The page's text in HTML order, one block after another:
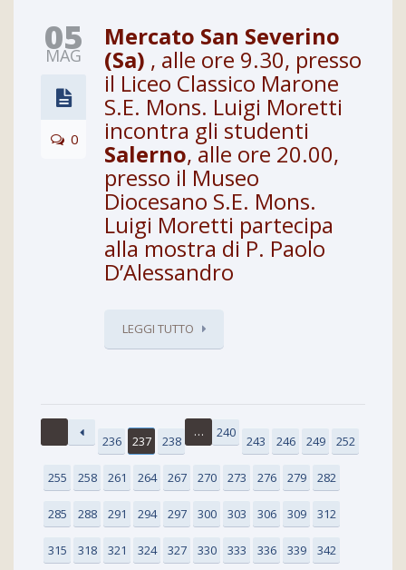
05
MAG
0
Mercato San Severino
(Sa) , alle ore 9.30, presso
il Liceo Classico Marone
S.E. Mons. Luigi Moretti
incontra gli studenti
Salerno, alle ore 20.00,
presso il Museo
Diocesano S.E. Mons.
Luigi Moretti partecipa
alla mostra di P. Paolo
D’Alessandro
LEGGI TUTTO
236 237 238
… 240
243 246 249 252
255 258 261 264 267 270 273 276 279 282
285 288 291 294 297 300 303 306 309 312
315 318 321 324 327 330 333 336 339 342